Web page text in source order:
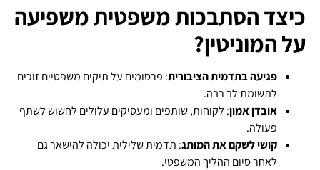
כיצד הסתבכות משפטית משפיעה
על המוניטין?
פגיעה בתדמית הציבורית: פרסומים על תיקים משפטיים זוכים
לתשומת לב רבה.
אובדן אמון: לקוחות, שותפים ומעסיקים עלולים לחשוש לשתף
פעולה.
קושי לשקם את המותג: תדמית שלילית יכולה להישאר גם
לאחר סיום ההליך המשפטי.